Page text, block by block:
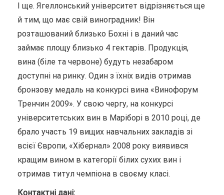
І ще. Ягеллонський університет відрізняється ще
й тим, що має свій виноградник! Він
розташований близько Бохні і в даний час
займає площу близько 4 гектарів. Продукція,
вина (біле та червоне) будуть незабаром
доступні на ринку. Один з їхніх видів отримав
бронзову медаль на конкурсі вина «Винофорум
Тренчин 2009». У свою чергу, на конкурсі
університетських вин в Маріборі в 2010 році, де
брало участь 19 вищих навчальних закладів зі
всієї Європи, «Хібернал» 2008 року виявився
кращим вином в категорії білих сухих вин і
отримав титул чемпіона в своєму класі.
Контактні дані: